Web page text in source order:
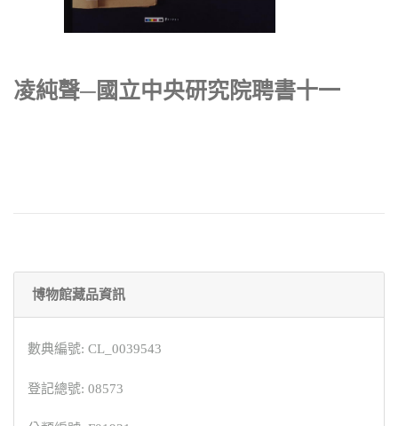
凌純聲─國立中央研究院聘書十一
博物館藏品資訊
數典編號: CL_0039543
登記總號: 08573